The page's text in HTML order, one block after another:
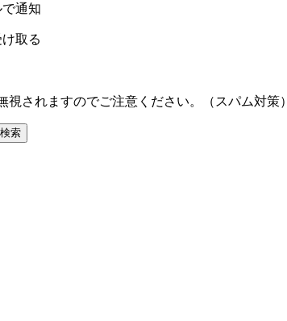
通知
取る
視されますのでご注意ください。（スパム対策）